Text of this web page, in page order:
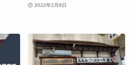
2022年2月8日